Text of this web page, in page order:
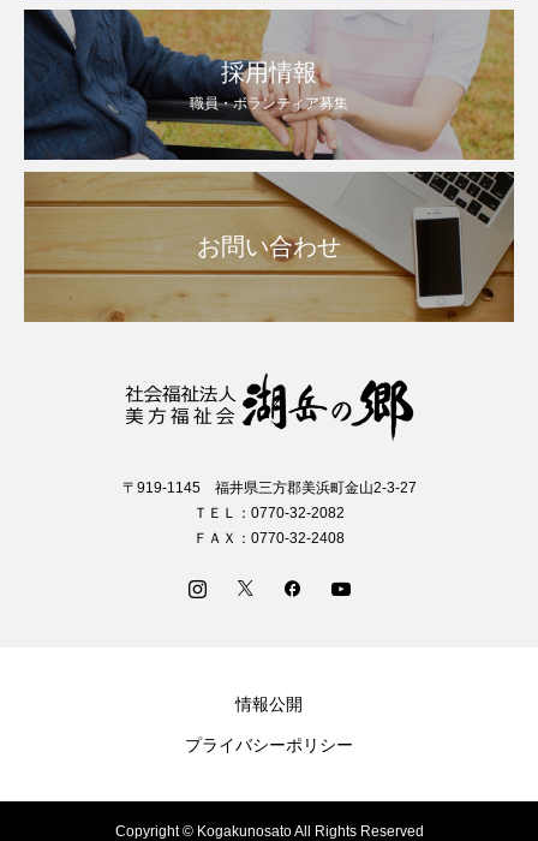
採用情報
職員・ボランティア募集
お問い合わせ
〒919-1145 福井県三方郡美浜町金山2-3-27
ＴＥＬ：0770-32-2082
ＦＡＸ：0770-32-2408
情報公開
プライバシーポリシー
Copyright © Kogakunosato All Rights Reserved